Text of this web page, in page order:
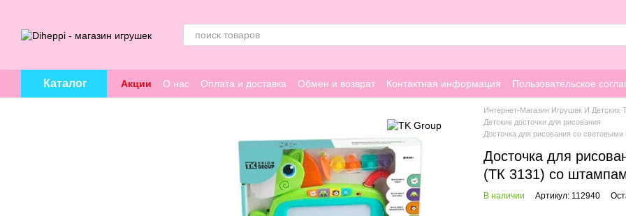
Каталог Акции О нас Оплата и доставка Обмен и возврат Контактная информация Пользовательское
Интернет-Магазин Игрушек И Детских
Детские досточки для рисования
Досточка для рисования со
Досточка для
(ТК 3131) со
В наличии Артикул: 112940